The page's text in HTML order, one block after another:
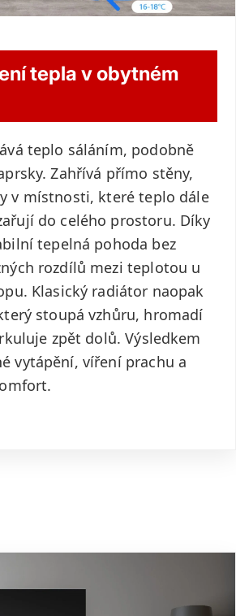
tepla v obytném
teplo sáláním, podobně
Zahřívá přímo stěny,
v místnosti, které teplo dále
do celého prostoru. Díky
tepelná pohoda bez
rozdílů mezi teplotou u
Klasický radiátor naopak
stoupá vzhůru, hromadí
zpět dolů. Výsledkem
vytápění, víření prachu a